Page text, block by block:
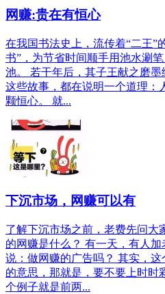
网赚:贵在有恒心
在我国书法史上，流传着“二王”
书”，为节省时间顺手用池水涮
池。 若干年后，其子王献之磨墨
这些故事，都在说明一个道理：
颗恒心。 就...
下沉市场，网赚可以有
了解下沉市场之前，老费先问大
的网赚是什么？ 有一天，有人
说：做网赚的广告吗？ 其实，
的意思，那就是，要不要上时时
个例子就是前两...